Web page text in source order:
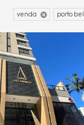
venda porto